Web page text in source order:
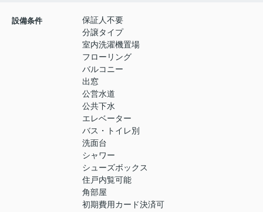
設備条件
保証人不要
分譲タイプ
室内洗濯機置場
フローリング
バルコニー
出窓
公営水道
公共下水
エレベーター
バス・トイレ別
洗面台
シャワー
シューズボックス
住戸内覧可能
角部屋
初期費用カード決済可